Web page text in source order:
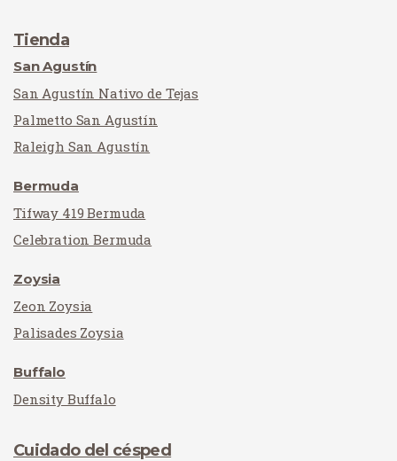
Tienda
San Agustín
San Agustín Nativo de Tejas
Palmetto San Agustín
Raleigh San Agustín
Bermuda
Tifway 419 Bermuda
Celebration Bermuda
Zoysia
Zeon Zoysia
Palisades Zoysia
Buffalo
Density Buffalo
Cuidado del césped